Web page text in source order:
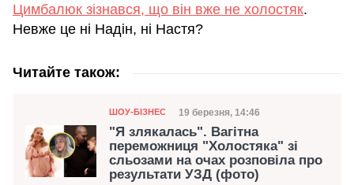
Цимбалюк зізнався, що він вже не холостяк.
Невже це ні Надін, ні Настя?
Читайте також:
Категорія
ШОУ-БІЗНЕС Дата публікації
19 березня, 14:46
"Я злякалась". Вагітна
переможниця "Холостяка" зі
сльозами на очах розповіла про
результати УЗД (фото)